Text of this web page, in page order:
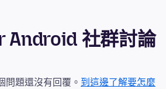
社群討論
問題還沒有回覆。 到這邊了解要怎麼